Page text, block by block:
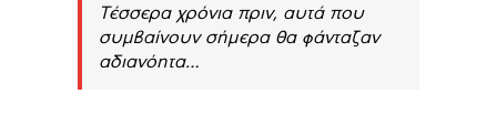
Τέσσερα χρόνια πριν, αυτά που
συμβαίνουν σήμερα θα φάνταζαν
αδιανόητα…